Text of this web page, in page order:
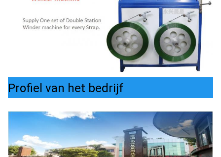
Profiel van het bedrijf